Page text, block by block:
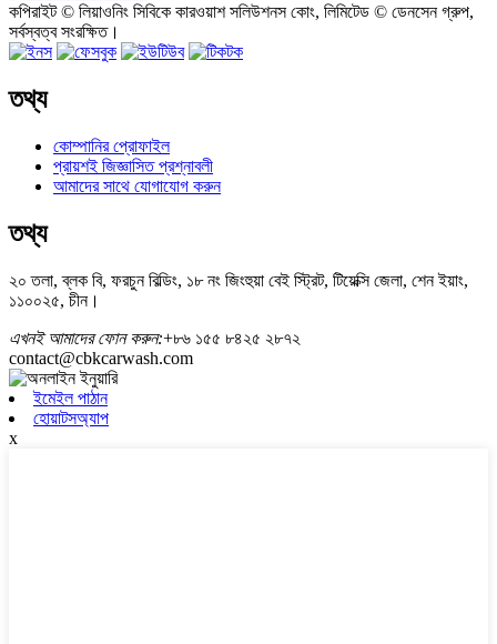
কপিরাইট © লিয়াওনিং সিবিকে কারওয়াশ সলিউশনস কোং, লিমিটেড © ডেনসেন গ্রুপ,
সর্বস্বত্ব সংরক্ষিত।
তথ্য
কোম্পানির প্রোফাইল
প্রায়শই জিজ্ঞাসিত প্রশ্নাবলী
আমাদের সাথে যোগাযোগ করুন
তথ্য
২০ তলা, ব্লক বি, ফরচুন বিল্ডিং, ১৮ নং জিংহুয়া বেই স্ট্রিট, টিয়েক্সি জেলা, শেন ইয়াং,
১১০০২৫, চীন।
এখনই আমাদের ফোন করুন:+৮৬ ১৫৫ ৮৪২৫ ২৮৭২
contact@cbkcarwash.com
ইমেইল পাঠান
হোয়াটসঅ্যাপ
x